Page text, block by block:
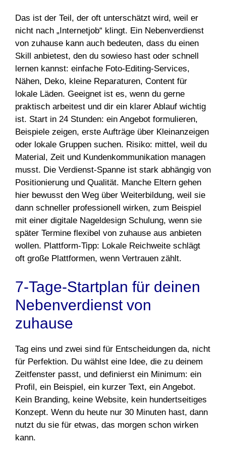
Das ist der Teil, der oft unterschätzt wird, weil er
nicht nach „Internetjob“ klingt. Ein Nebenverdienst
von zuhause kann auch bedeuten, dass du einen
Skill anbietest, den du sowieso hast oder schnell
lernen kannst: einfache Foto-Editing-Services,
Nähen, Deko, kleine Reparaturen, Content für
lokale Läden. Geeignet ist es, wenn du gerne
praktisch arbeitest und dir ein klarer Ablauf wichtig
ist. Start in 24 Stunden: ein Angebot formulieren,
Beispiele zeigen, erste Aufträge über Kleinanzeigen
oder lokale Gruppen suchen. Risiko: mittel, weil du
Material, Zeit und Kundenkommunikation managen
musst. Die Verdienst-Spanne ist stark abhängig von
Positionierung und Qualität. Manche Eltern gehen
hier bewusst den Weg über Weiterbildung, weil sie
dann schneller professionell wirken, zum Beispiel
mit einer digitale Nageldesign Schulung, wenn sie
später Termine flexibel von zuhause aus anbieten
wollen. Plattform-Tipp: Lokale Reichweite schlägt
oft große Plattformen, wenn Vertrauen zählt.
7-Tage-Startplan für deinen
Nebenverdienst von
zuhause
Tag eins und zwei sind für Entscheidungen da, nicht
für Perfektion. Du wählst eine Idee, die zu deinem
Zeitfenster passt, und definierst ein Minimum: ein
Profil, ein Beispiel, ein kurzer Text, ein Angebot.
Kein Branding, keine Website, kein hundertseitiges
Konzept. Wenn du heute nur 30 Minuten hast, dann
nutzt du sie für etwas, das morgen schon wirken
kann.